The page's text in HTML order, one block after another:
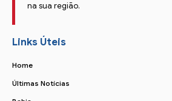
na sua região.
Links Úteis
Home
Últimas Notícias